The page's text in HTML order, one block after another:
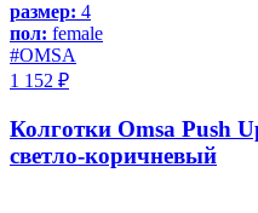
размер: 4
пол: female
#OMSA
1 152 ₽
Колготки Omsa Push
светло-коричневый